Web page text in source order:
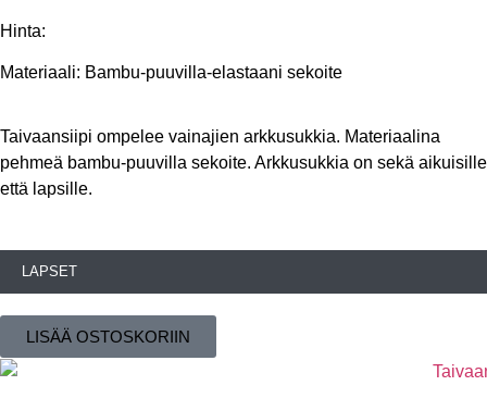
Hinta:
Materiaali: Bambu-puuvilla-elastaani sekoite
Taivaansiipi ompelee vainajien arkkusukkia. Materiaalina
pehmeä bambu-puuvilla sekoite. Arkkusukkia on sekä aikuisille
että lapsille.
LAPSET
LISÄÄ OSTOSKORIIN